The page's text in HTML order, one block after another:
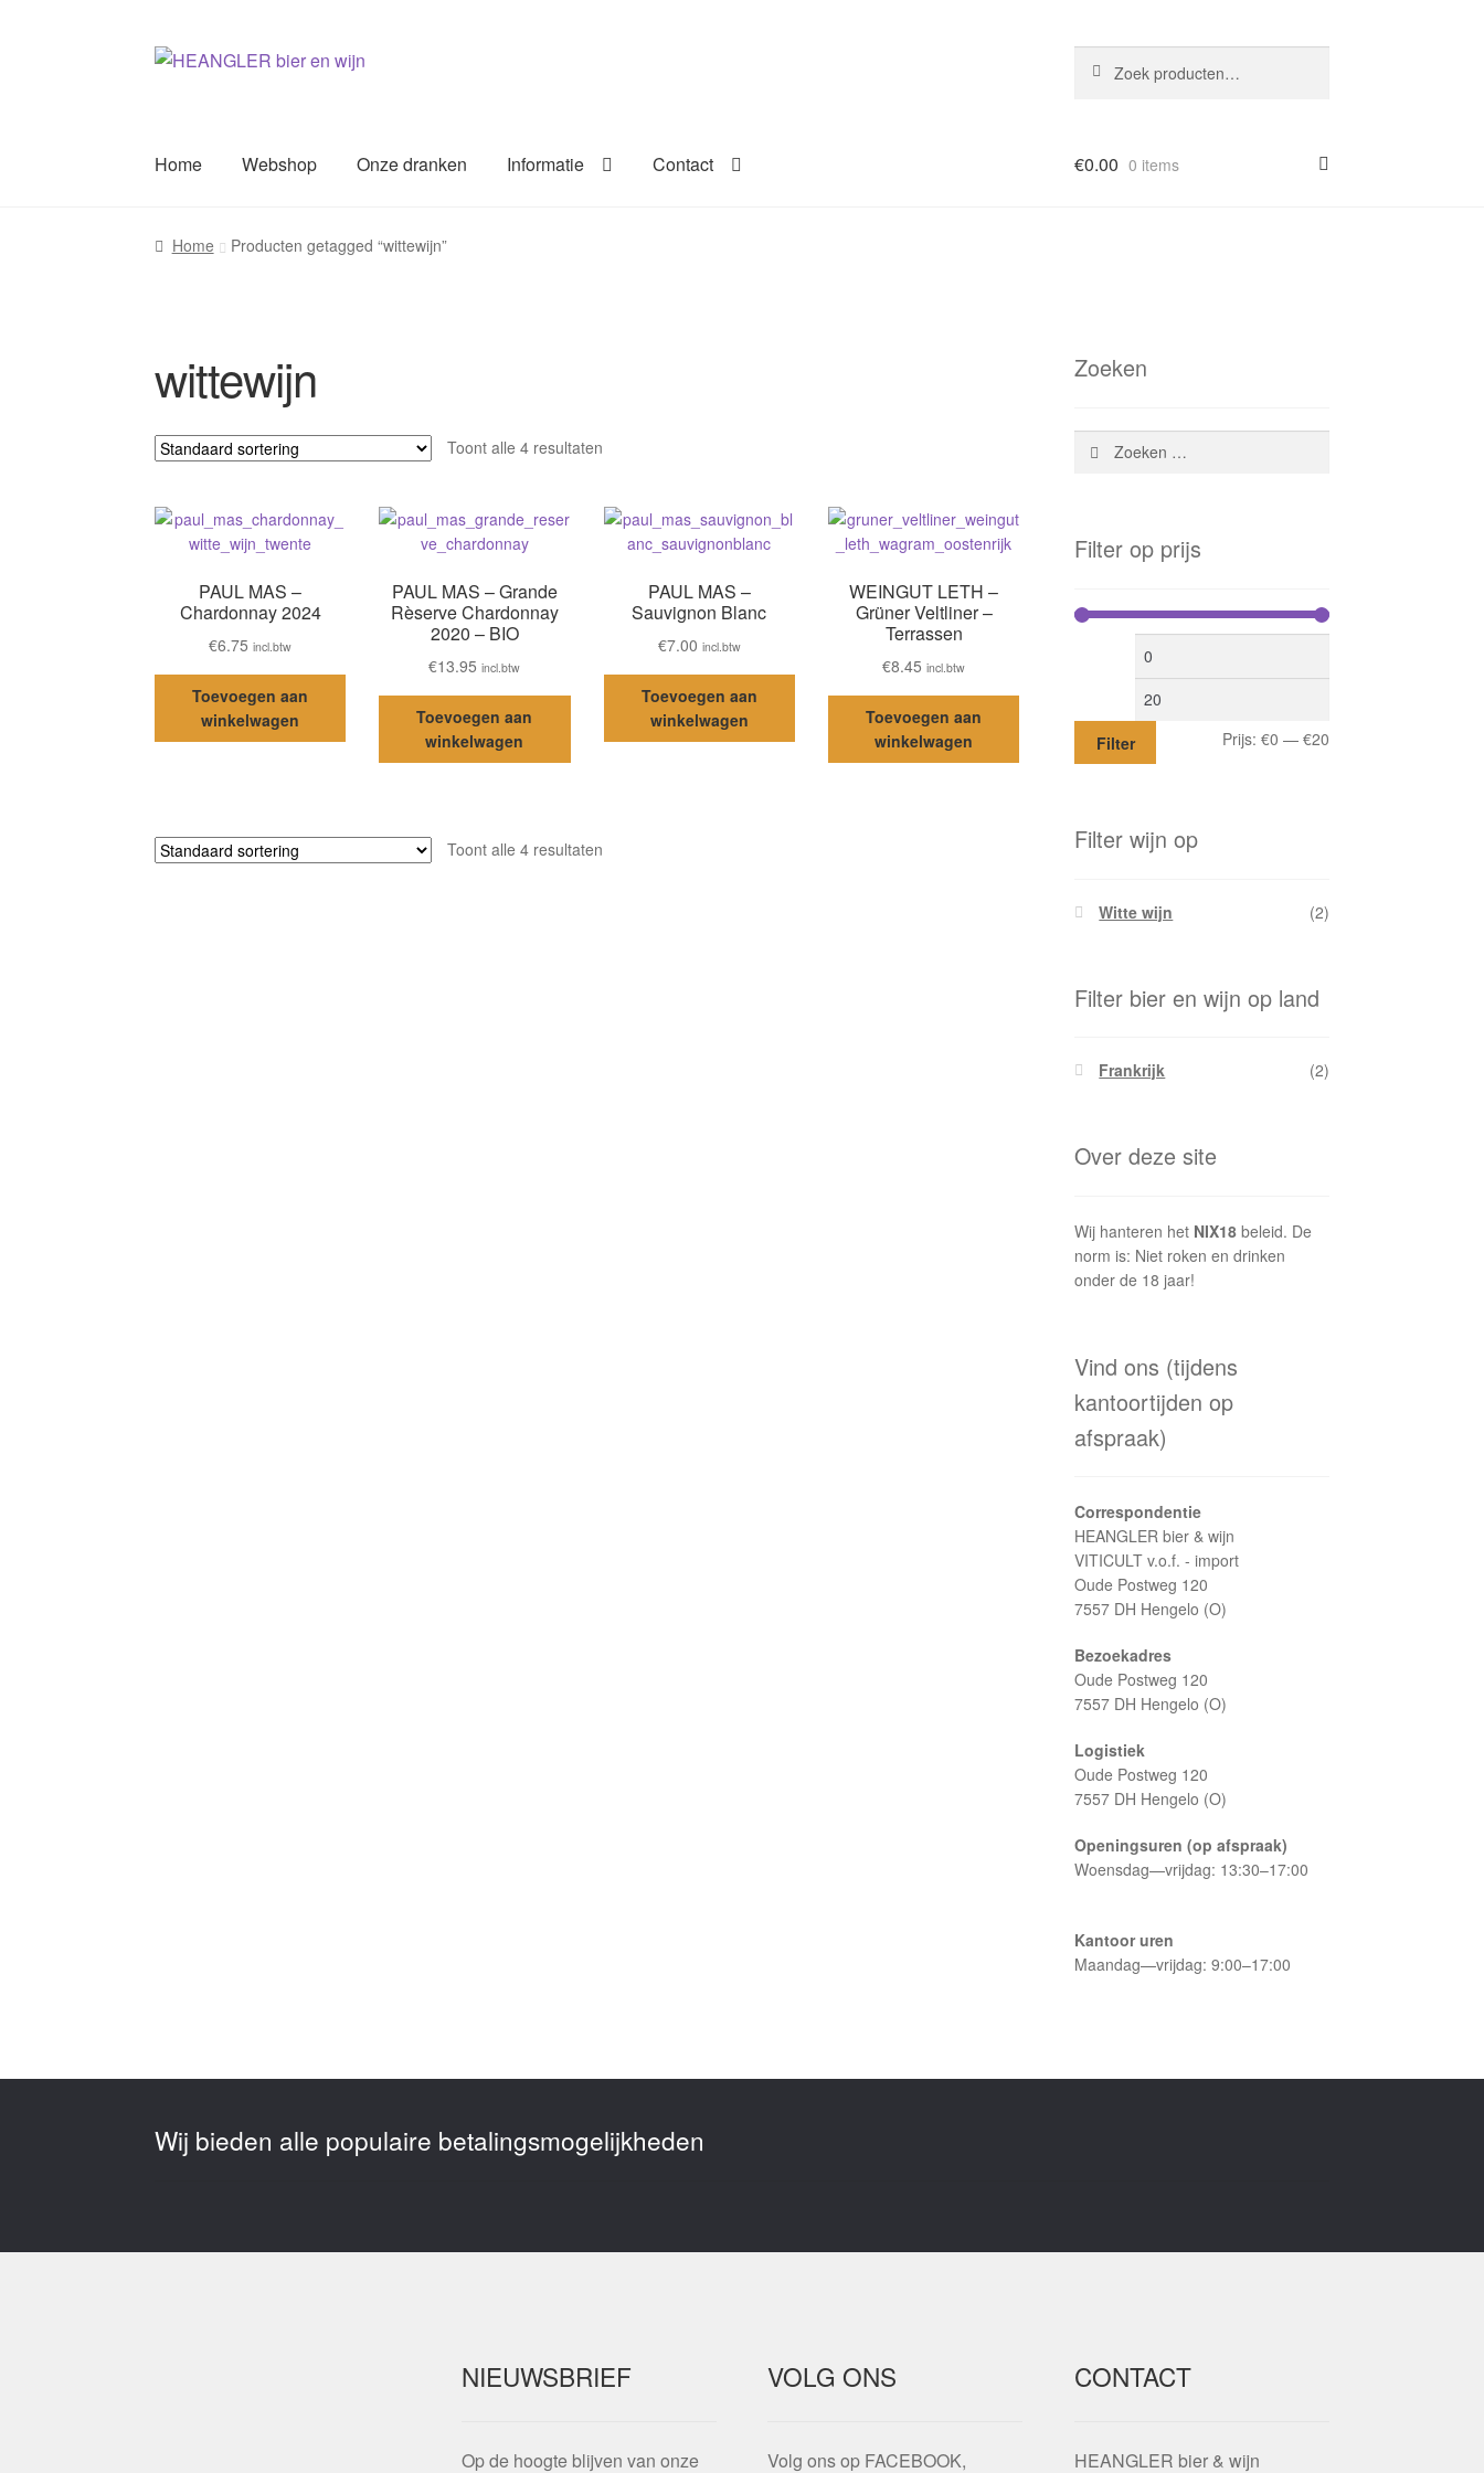
Ga
Ga
naar:
Home Webshop Onze dranken Informatie Contact €0.00 0 items
Home Producten getagged “wittewijn”
wittewijn
Toont alle 4 resultaten
PAUL MAS –
Chardonnay 2024
€6.75 incl.btw
Toevoegen aan
winkelwagen
PAUL MAS – Grande
Rèserve Chardonnay
2020 – BIO
€13.95 incl.btw
Toevoegen aan
winkelwagen
PAUL MAS –
Sauvignon Blanc
€7.00 incl.btw
Toevoegen aan
winkelwagen
WEINGUT LETH –
Grüner Veltliner –
Terrassen
€8.45 incl.btw
Toevoegen aan
winkelwagen
Toont alle 4 resultaten
Zoeken
Zoeken
naar:
Filter op prijs
Min.
Filter Prijs: €0 — €20
Filter wijn op
Witte wijn (2)
Filter bier en wijn op land
Frankrijk (2)
Over deze site
Wij hanteren het NIX18 beleid. De
norm is: Niet roken en drinken
onder de 18 jaar!
Vind ons (tijdens
kantoortijden op
afspraak)
Correspondentie
HEANGLER bier & wijn
VITICULT v.o.f. - import
Oude Postweg 120
7557 DH Hengelo (O)
Bezoekadres
Oude Postweg 120
7557 DH Hengelo (O)
Logistiek
Oude Postweg 120
7557 DH Hengelo (O)
Openingsuren (op afspraak)
Woensdag—vrijdag: 13:30–17:00
Kantoor uren
Maandag—vrijdag: 9:00–17:00
Wij bieden alle populaire betalingsmogelijkheden
NIEUWSBRIEF
Op de hoogte blijven van onze
VOLG ONS
Volg ons op FACEBOOK,
CONTACT
HEANGLER bier & wijn